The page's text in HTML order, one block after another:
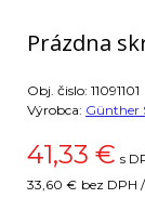
Prázdna
Obj. čislo: 11091101
Výrobca: Günther
41,33 € s
33,60 € bez DPH